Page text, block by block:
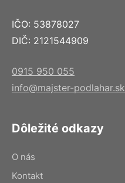
IČO: 53878027
DIČ: 2121544909
0915 950 055
info@majster-podlahar.sk
Dôležité odkazy
O nás
Kontakt